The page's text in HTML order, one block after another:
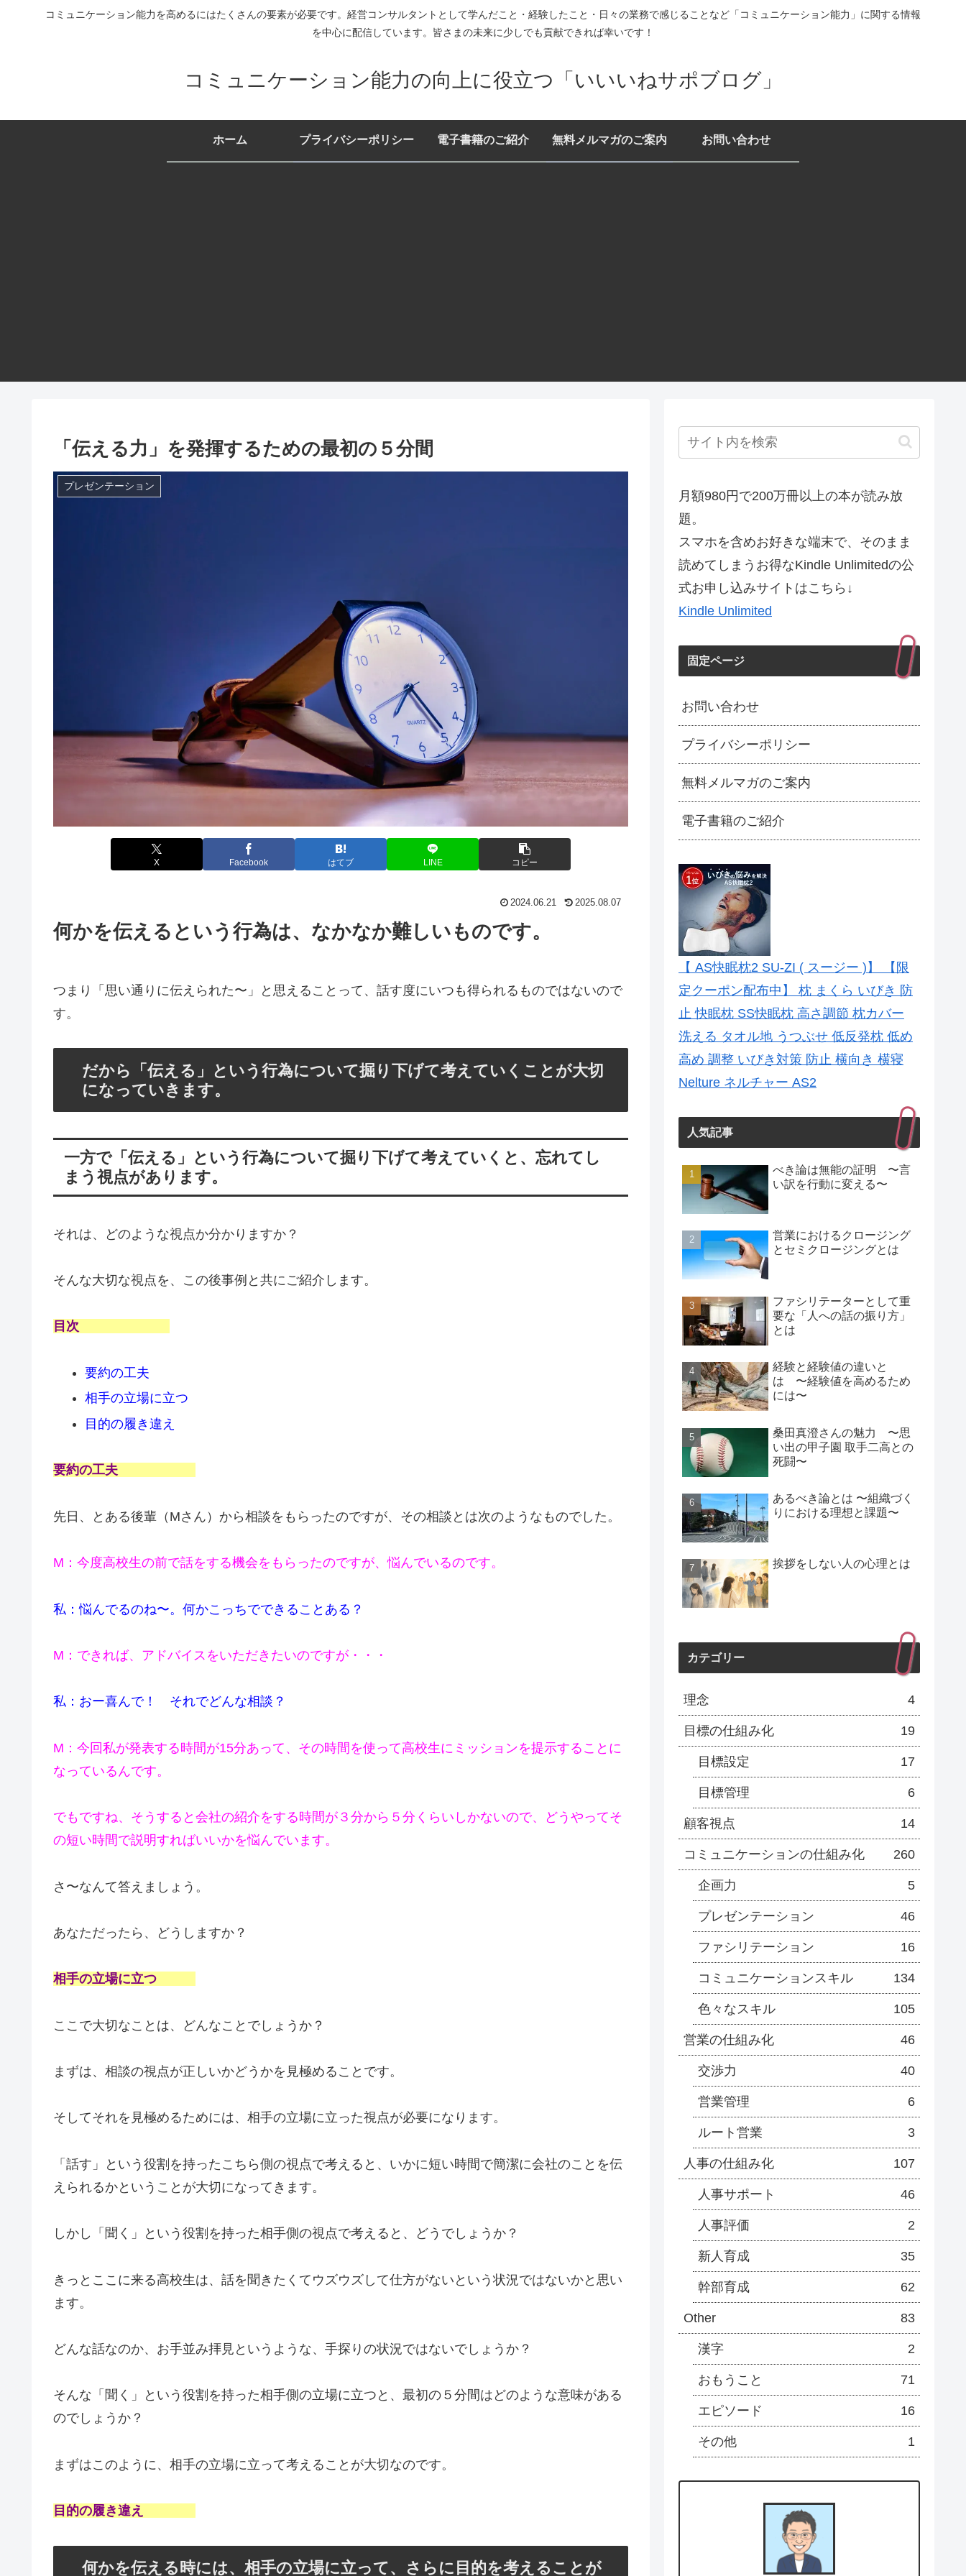
コミュニケーション能力を高めるにはたくさんの要素が必要です。経営コンサルタントとして学んだこと・経験したこと・日々の業務で感じることなど「コミュニケーション能力」に関する情報
を中心に配信しています。皆さまの未来に少しでも貢献できれば幸いです！
コミュニケーション能力の向上に役立つ「いいいねサポブログ」
ホーム プライバシーポリシー 電子書籍のご紹介 無料メルマガのご案内 お問い合わせ
「伝える力」を発揮するための最初の５分間
プレゼンテーション
X Facebook はてブ LINE コピー
2024.06.21 2025.08.07
何かを伝えるという行為は、なかなか難しいものです。
つまり「思い通りに伝えられた〜」と思えることって、話す度にいつも得られるものではないので
す。
だから「伝える」という行為について掘り下げて考えていくことが大切
になっていきます。
一方で「伝える」という行為について掘り下げて考えていくと、忘れてし
まう視点があります。
それは、どのような視点か分かりますか？
そんな大切な視点を、この後事例と共にご紹介します。
目次
要約の工夫
相手の立場に立つ
目的の履き違え
要約の工夫
先日、とある後輩（Mさん）から相談をもらったのですが、その相談とは次のようなものでした。
M：今度高校生の前で話をする機会をもらったのですが、悩んでいるのです。
私：悩んでるのね〜。何かこっちでできることある？
M：できれば、アドバイスをいただきたいのですが・・・
私：おー喜んで！ それでどんな相談？
M：今回私が発表する時間が15分あって、その時間を使って高校生にミッションを提示することに
なっているんです。
でもですね、そうすると会社の紹介をする時間が３分から５分くらいしかないので、どうやってそ
の短い時間で説明すればいいかを悩んでいます。
さ〜なんて答えましょう。
あなただったら、どうしますか？
相手の立場に立つ
ここで大切なことは、どんなことでしょうか？
まずは、相談の視点が正しいかどうかを見極めることです。
そしてそれを見極めるためには、相手の立場に立った視点が必要になります。
「話す」という役割を持ったこちら側の視点で考えると、いかに短い時間で簡潔に会社のことを伝
えられるかということが大切になってきます。
しかし「聞く」という役割を持った相手側の視点で考えると、どうでしょうか？
きっとここに来る高校生は、話を聞きたくてウズウズして仕方がないという状況ではないかと思い
ます。
どんな話なのか、お手並み拝見というような、手探りの状況ではないでしょうか？
そんな「聞く」という役割を持った相手側の立場に立つと、最初の５分間はどのような意味がある
のでしょうか？
まずはこのように、相手の立場に立って考えることが大切なのです。
目的の履き違え
何かを伝える時には、相手の立場に立って、さらに目的を考えることが
月額980円で200万冊以上の本が読み放
題。
スマホを含めお好きな端末で、そのまま
読めてしまうお得なKindle Unlimitedの公
式お申し込みサイトはこちら↓
Kindle Unlimited
固定ページ
お問い合わせ
プライバシーポリシー
無料メルマガのご案内
電子書籍のご紹介
【 AS快眠枕2 SU-ZI ( スージー )】 【限
定クーポン配布中】 枕 まくら いびき 防
止 快眠枕 SS快眠枕 高さ調節 枕カバー
洗える タオル地 うつぶせ 低反発枕 低め
高め 調整 いびき対策 防止 横向き 横寝
Nelture ネルチャー AS2
人気記事
べき論は無能の証明 〜言
い訳を行動に変える〜
営業におけるクロージング
とセミクロージングとは
ファシリテーターとして重
要な「人への話の振り方」
とは
経験と経験値の違いと
は 〜経験値を高めるため
には〜
桑田真澄さんの魅力 〜思
い出の甲子園 取手二高との
死闘〜
あるべき論とは 〜組織づく
りにおける理想と課題〜
挨拶をしない人の心理とは
カテゴリー
理念 4
目標の仕組み化 19
目標設定 17
目標管理 6
顧客視点 14
コミュニケーションの仕組み化 260
企画力 5
プレゼンテーション 46
ファシリテーション 16
コミュニケーションスキル 134
色々なスキル 105
営業の仕組み化 46
交渉力 40
営業管理 6
ルート営業 3
人事の仕組み化 107
人事サポート 46
人事評価 2
新人育成 35
幹部育成 62
Other 83
漢字 2
おもうこと 71
エピソード 16
その他 1